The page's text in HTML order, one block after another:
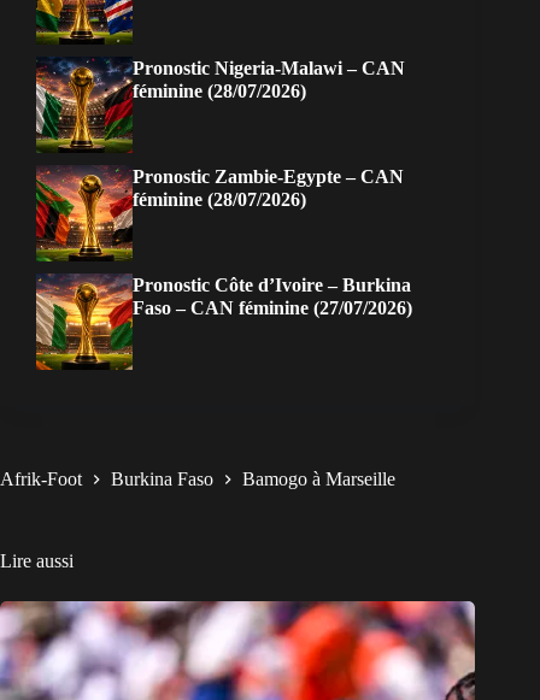
Pronostic Nigeria-Malawi – CAN
féminine (28/07/2026)
Pronostic Zambie-Egypte – CAN
féminine (28/07/2026)
Pronostic Côte d’Ivoire – Burkina
Faso – CAN féminine (27/07/2026)
Afrik-Foot Burkina Faso Bamogo à Marseille
Lire aussi